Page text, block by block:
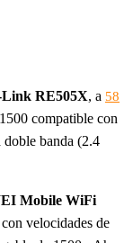
RE505X, a 58
compatible con
banda (2.4
Mobile WiFi
velocidades de